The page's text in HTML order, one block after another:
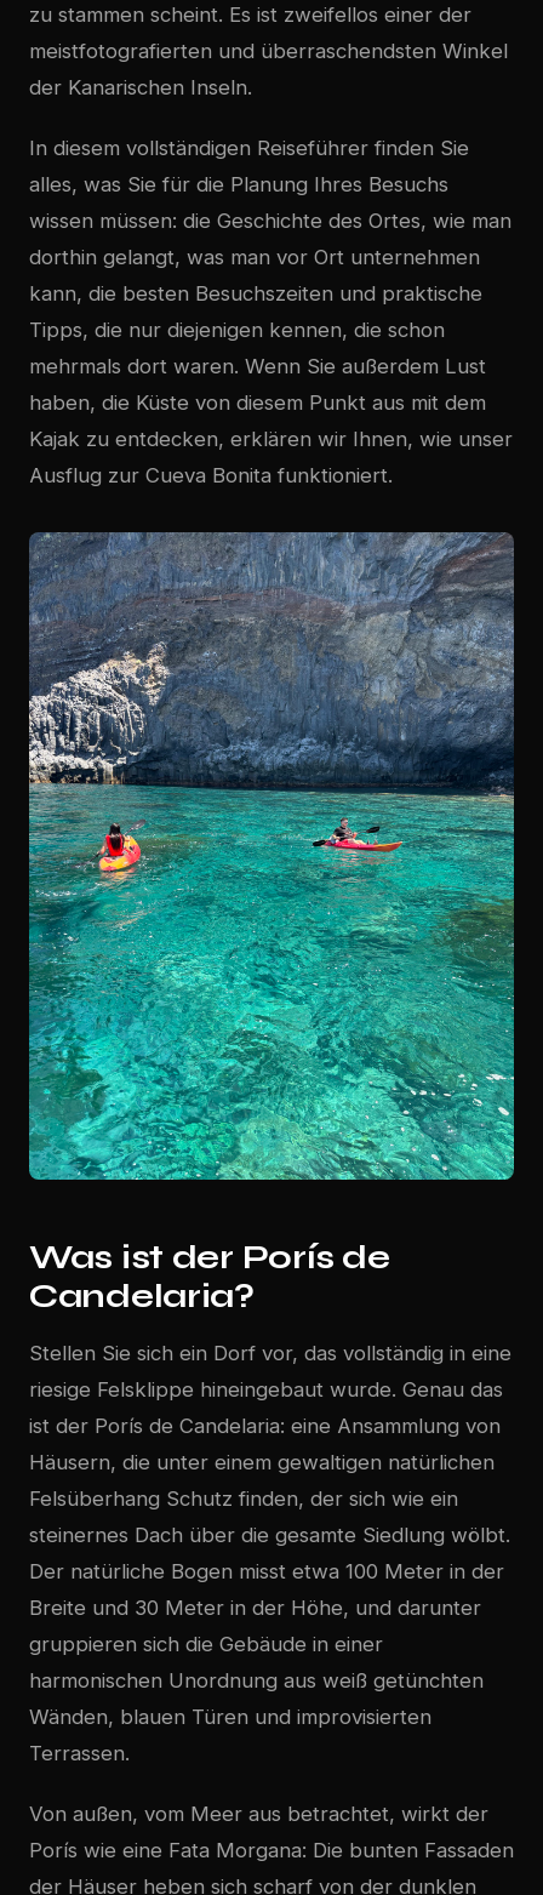
zu stammen scheint. Es ist zweifellos einer der
meistfotografierten und überraschendsten Winkel
der Kanarischen Inseln.
In diesem vollständigen Reiseführer finden Sie
alles, was Sie für die Planung Ihres Besuchs
wissen müssen: die Geschichte des Ortes, wie man
dorthin gelangt, was man vor Ort unternehmen
kann, die besten Besuchszeiten und praktische
Tipps, die nur diejenigen kennen, die schon
mehrmals dort waren. Wenn Sie außerdem Lust
haben, die Küste von diesem Punkt aus mit dem
Kajak zu entdecken, erklären wir Ihnen, wie unser
Ausflug zur Cueva Bonita funktioniert.
Was ist der Porís de
Candelaria?
Stellen Sie sich ein Dorf vor, das vollständig in eine
riesige Felsklippe hineingebaut wurde. Genau das
ist der Porís de Candelaria: eine Ansammlung von
Häusern, die unter einem gewaltigen natürlichen
Felsüberhang Schutz finden, der sich wie ein
steinernes Dach über die gesamte Siedlung wölbt.
Der natürliche Bogen misst etwa 100 Meter in der
Breite und 30 Meter in der Höhe, und darunter
gruppieren sich die Gebäude in einer
harmonischen Unordnung aus weiß getünchten
Wänden, blauen Türen und improvisierten
Terrassen.
Von außen, vom Meer aus betrachtet, wirkt der
Porís wie eine Fata Morgana: Die bunten Fassaden
der Häuser heben sich scharf von der dunklen